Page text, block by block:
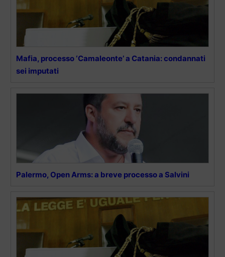
Mafia, processo ‘Camaleonte’ a Catania: condannati
sei imputati
Palermo, Open Arms: a breve processo a Salvini